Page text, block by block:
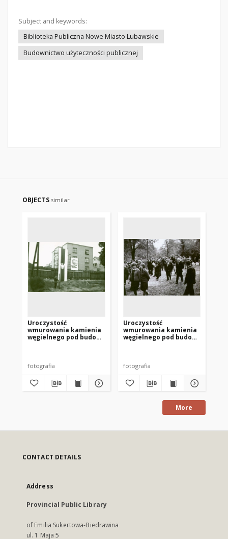
Subject and keywords:
Biblioteka Publiczna Nowe Miasto Lubawskie
Budownictwo użyteczności publicznej
OBJECTS similar
Uroczystość
wmurowania kamienia
węgielnego pod budowę
fotografia
Uroczystość
wmurowania kamienia
węgielnego pod budowę
fotografia
More
CONTACT DETAILS
Address
Provincial Public Library
of Emilia Sukertowa-Biedrawina
ul. 1 Maja 5